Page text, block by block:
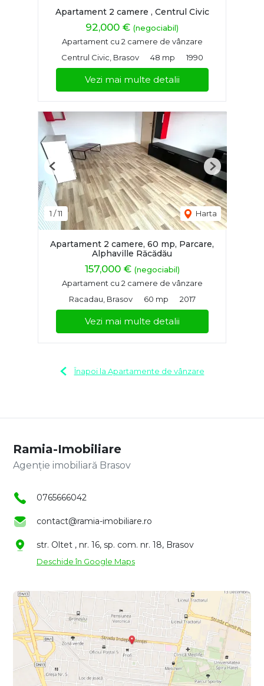
Apartament 2 camere , Centrul Civic
92,000 € (negociabil)
Apartament cu 2 camere de vânzare
Centrul Civic, Brasov
48 mp 1990
Vezi mai multe detalii
1 /11 Harta
Previous Next
Apartament 2 camere, 60 mp, Parcare,
Alphaville Răcădău
157,000 € (negociabil)
Apartament cu 2 camere de vânzare
Racadau, Brasov
60 mp 2017
Vezi mai multe detalii
Înapoi la Apartamente de vânzare
Ramia-Imobiliare
Agenție imobiliară Brasov
0765666042
contact@ramia-imobiliare.ro
str. Oltet , nr. 16, sp. com. nr. 18, Brasov
Deschide în Google Maps